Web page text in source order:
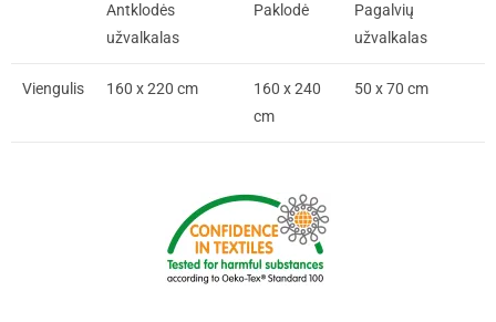
Antklodės
užvalkalas
Paklodė
Pagalvių
užvalkalas
Viengulis 160 x 220 cm
160 x 240
cm
50 x 70 cm